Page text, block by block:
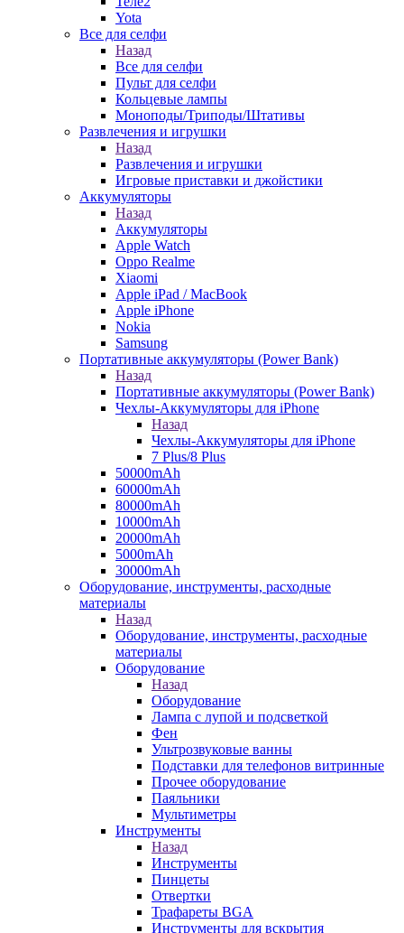
Yota
Все для селфи
Назад
Все для селфи
Пульт для селфи
Кольцевые лампы
Моноподы/Триподы/Штативы
Развлечения и игрушки
Назад
Развлечения и игрушки
Игровые приставки и джойстики
Аккумуляторы
Назад
Аккумуляторы
Apple Watch
Oppo Realme
Xiaomi
Apple iPad / MacBook
Apple iPhone
Nokia
Samsung
Портативные аккумуляторы (Power Bank)
Назад
Портативные аккумуляторы (Power Bank)
Чехлы-Аккумуляторы для iPhone
Назад
Чехлы-Аккумуляторы для iPhone
7 Plus/8 Plus
50000mAh
60000mAh
80000mAh
10000mAh
20000mAh
5000mAh
30000mAh
Оборудование, инструменты, расходные
материалы
Назад
Оборудование, инструменты, расходные
материалы
Оборудование
Назад
Оборудование
Лампа с лупой и подсветкой
Фен
Ультрозвуковые ванны
Подставки для телефонов витринные
Прочее оборудование
Паяльники
Мультиметры
Инструменты
Назад
Инструменты
Пинцеты
Отвертки
Трафареты BGA
Инструменты для вскрытия